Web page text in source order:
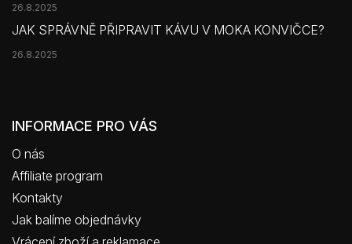
26.8.2025
JAK SPRÁVNĚ PŘIPRAVIT KÁVU V MOKA KONVIČCE?
26.8.2025
INFORMACE PRO VÁS
O nás
Affiliate program
Kontakty
Jak balíme objednávky